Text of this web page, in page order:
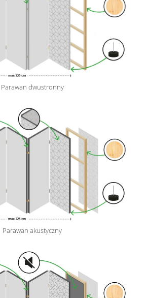
Parawan dwustronny
Parawan akustyczny